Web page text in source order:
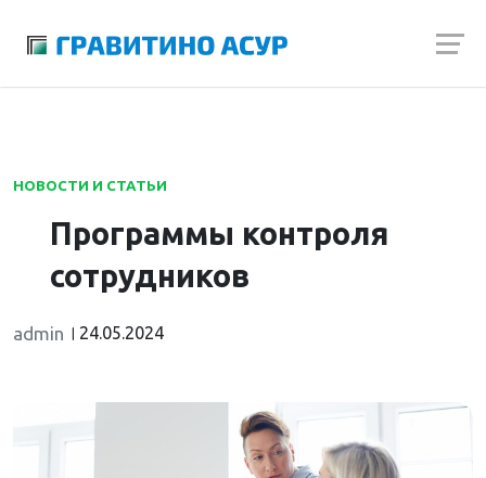
НОВОСТИ И СТАТЬИ
Программы контроля
сотрудников
admin 24.05.2024